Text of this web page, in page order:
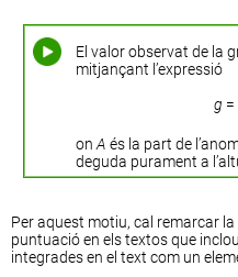
El valor observat de la
mitjançant l’expressió
g =
onA és la part de
deguda purament a
Per aquest motiu, cal remarcar
puntuació en els textos que
integrades en el text com un